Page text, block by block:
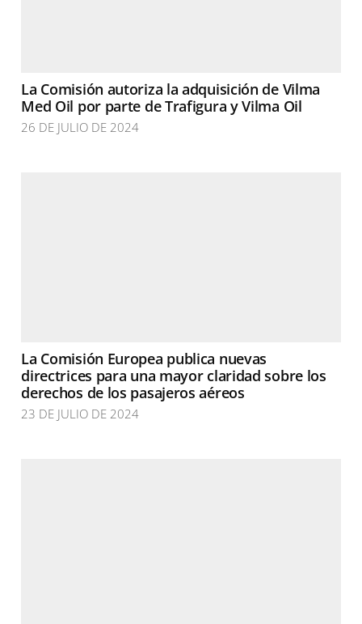
La Comisión autoriza la adquisición de Vilma
Med Oil por parte de Trafigura y Vilma Oil
26 DE JULIO DE 2024
La Comisión Europea publica nuevas
directrices para una mayor claridad sobre los
derechos de los pasajeros aéreos
23 DE JULIO DE 2024